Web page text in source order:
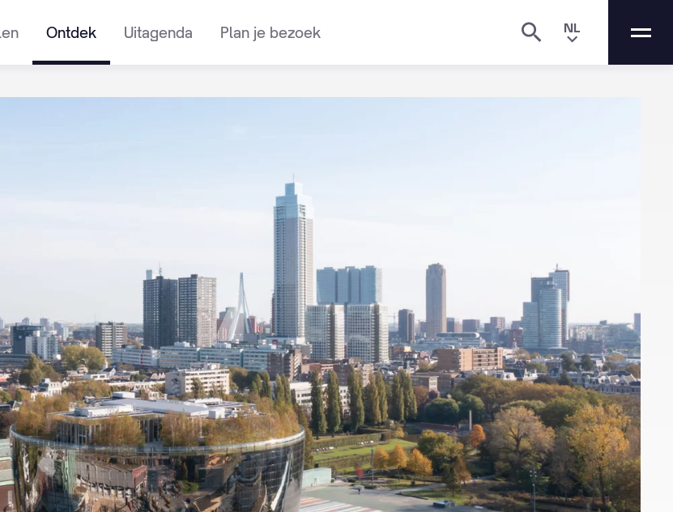
Ontdek Uitagenda Plan je bezoek NL